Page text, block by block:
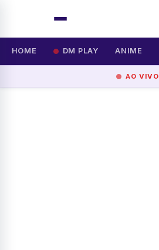
HOME DM PLAY ANIME
AO VIVO